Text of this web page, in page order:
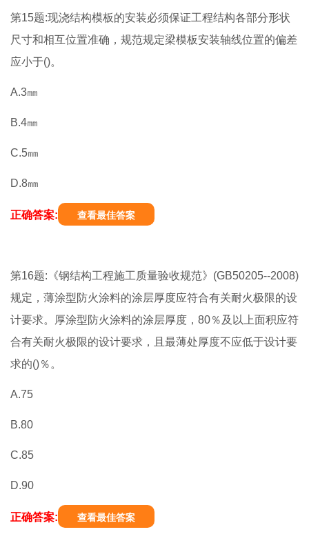
第15题:现浇结构模板的安装必须保证工程结构各部分形状
尺寸和相互位置准确，规范规定梁模板安装轴线位置的偏差
应小于()。
A.3㎜
B.4㎜
C.5㎜
D.8㎜
正确答案: 查看最佳答案
第16题:《钢结构工程施工质量验收规范》(GB50205--2008)
规定，薄涂型防火涂料的涂层厚度应符合有关耐火极限的设
计要求。厚涂型防火涂料的涂层厚度，80％及以上面积应符
合有关耐火极限的设计要求，且最薄处厚度不应低于设计要
求的()％。
A.75
B.80
C.85
D.90
正确答案: 查看最佳答案